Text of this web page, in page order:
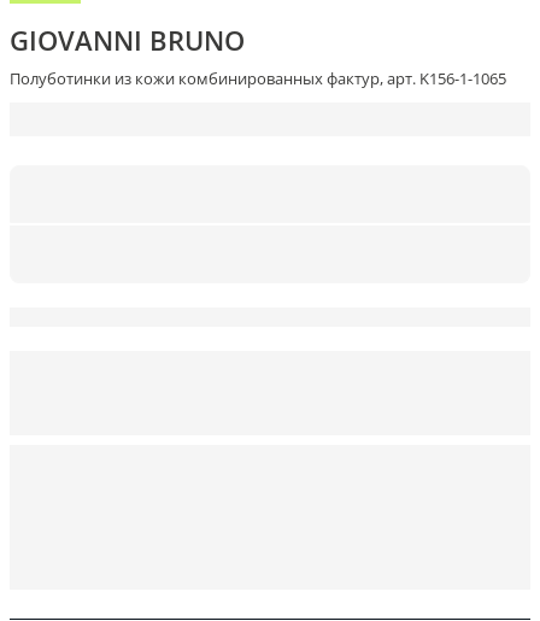
GIOVANNI BRUNO
Полуботинки из кожи комбинированных фактур, арт. K156-1-1065